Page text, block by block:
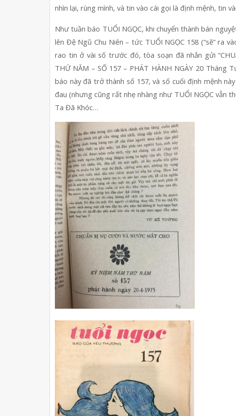
nhìn lại, rùng mình, và tin vào cái gọi là định mệnh, tin
Như tuần báo TUỔI NGỌC, khi chuyển thành bán
lên Đệ Ngũ Chu Niên – tức TUỔI NGỌC 158 (“sẽ” ra
rao tin ở vài số trước đó, tòa soạn đã nhắn gửi
THỨ NĂM – SỐ 157 – PHÁT HÀNH NGÀY 20 Tháng
báo này đã trở thành số 157, và số cuối định mệnh
đau (nhưng cũng rất nhẹ nhàng như TUỔI NGỌC vẫn
Ta Đã Khóc…